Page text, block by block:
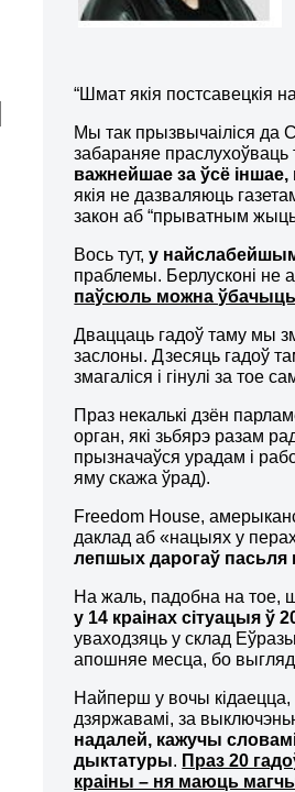
“Шмат якія постсавецкія
Мы так прызвычаіліся да
забараняе
важнейшае за ўсё
якія не дазваляюць
закон аб “прыватным
Вось тут,у
праблемы. Берлусконі не
паўсюль можна ўбачыць
Дваццаць гадоў таму мы
заслоны. Дзесяць гадоў
змагаліся і гінулі за тое
Праз некалькі дзён
орган, які зьбярэ разам
прызначаўся урадам і
яму скажа ўрад).
Freedom House,
даклад аб «нацыях у
лепшых дарогаў пасьля
На жаль, падобна на тое,
у 14 краінах сітуацыя ў
уваходзяць у склад
апошняе месца, бо
Найперш у вочы кідаецца,
дзяржавамі, за
надалей, кажучы
дыктатуры. Праз 20
краіны – ня маюць